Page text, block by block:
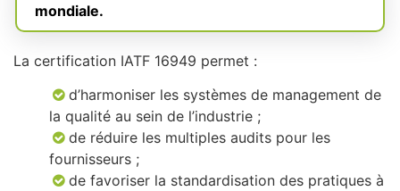
mondiale.
La certification IATF 16949 permet :
d’harmoniser les systèmes de management de
la qualité au sein de l’industrie ;
de réduire les multiples audits pour les
fournisseurs ;
de favoriser la standardisation des pratiques à